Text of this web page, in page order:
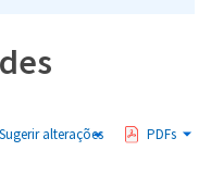
Sugerir alterações PDFs